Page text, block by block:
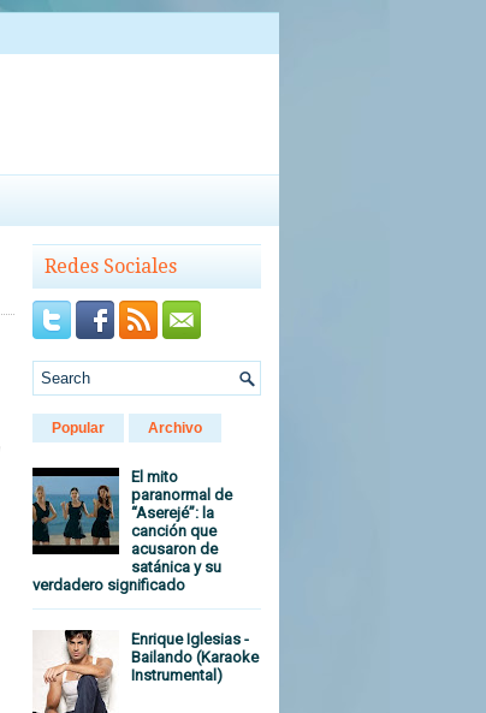
Redes Sociales
Popular Archivo
El mito
paranormal de
“Aserejé”: la
canción que
acusaron de
satánica y su
verdadero significado
Enrique Iglesias -
Bailando (Karaoke
Instrumental)